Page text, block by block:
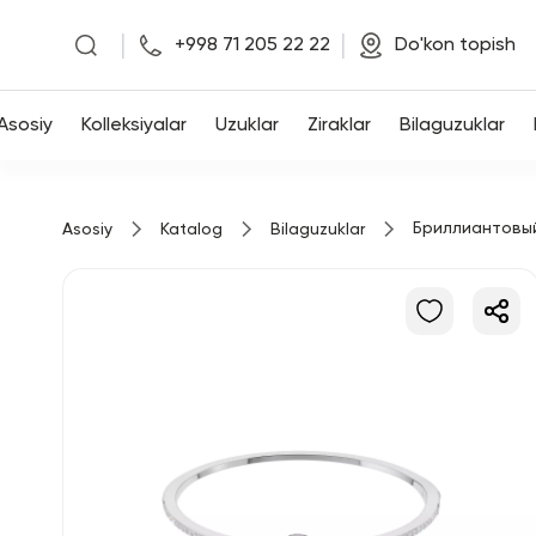
Asosiy
+998 71 205 22 22 Do'kon topish
Kolleksiyalar Uzuklar Ziraklar Bilaguzuklar
Asosiy Katalog Bilaguzuklar